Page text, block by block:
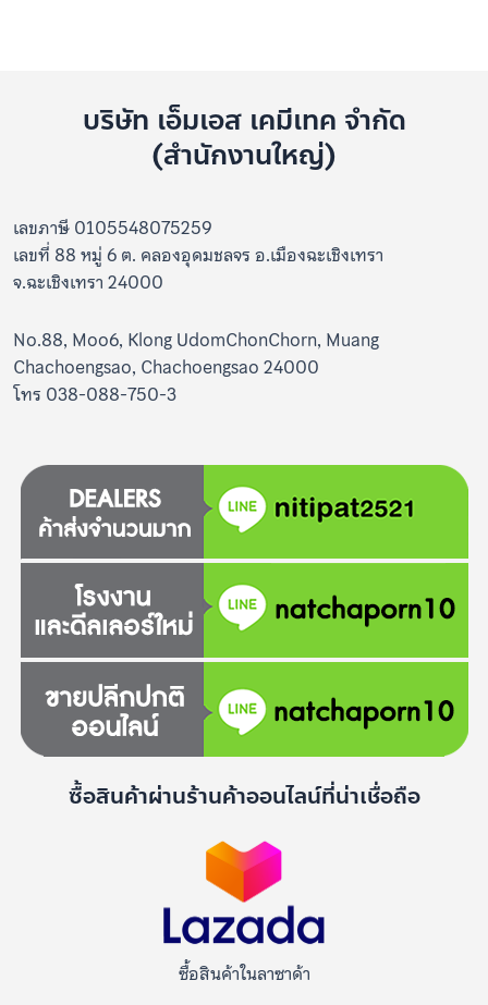
บริษัท เอ็มเอส เคมีเทค จำกัด
(สำนักงานใหญ่)
เลขภาษี 0105548075259
เลขที่ 88 หมู่ 6 ต. คลองอุดมชลจร อ.เมืองฉะเชิงเทรา
จ.ฉะเชิงเทรา 24000
No.88, Moo6, Klong UdomChonChorn, Muang
Chachoengsao, Chachoengsao 24000
โทร 038-088-750-3
ซื้อสินค้าผ่านร้านค้าออนไลน์ที่น่าเชื่อถือ
ซื้อสินค้าในลาซาด้า